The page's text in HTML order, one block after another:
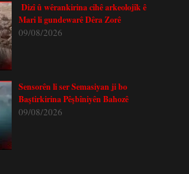
Dizî û wêrankirina cihê arkeolojîk ê
Mari li gundewarê Dêra Zorê
09/08/2026
Sensorên li ser Semasiyan ji bo
Baştirkirina Pêşbîniyên Bahozê
09/08/2026